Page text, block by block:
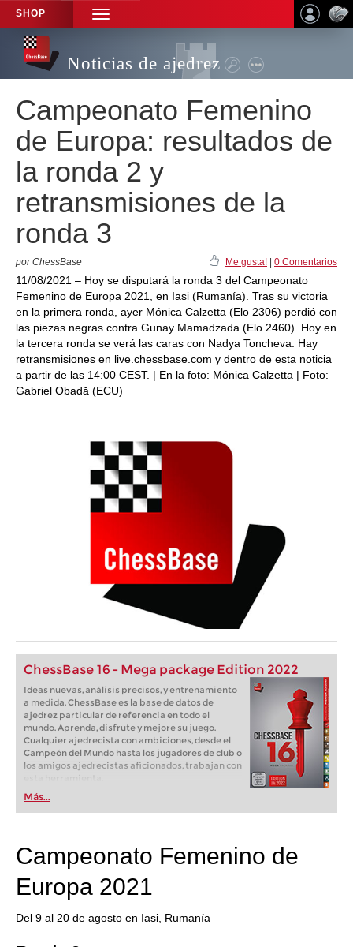
SHOP
TOGGLE
NAVIGATION
Noticias de ajedrez
Campeonato Femenino
de Europa: resultados de
la ronda 2 y
retransmisiones de la
ronda 3
por ChessBase Me gusta! 0 Comentarios
11/08/2021 – Hoy se disputará la ronda 3 del Campeonato
Femenino de Europa 2021, en Iasi (Rumanía). Tras su victoria
en la primera ronda, ayer Mónica Calzetta (Elo 2306) perdió con
las piezas negras contra Gunay Mamadzada (Elo 2460). Hoy en
la tercera ronda se verá las caras con Nadya Toncheva. Hay
retransmisiones en live.chessbase.com y dentro de esta noticia
a partir de las 14:00 CEST. | En la foto: Mónica Calzetta | Foto:
Gabriel Obadă (ECU)
ChessBase 16 - Mega package Edition 2022
Ideas nuevas, análisis precisos, y entrenamiento
a medida. ChessBase es la base de datos de
ajedrez particular de referencia en todo el
mundo. Aprenda, disfrute y mejore su juego.
Cualquier ajedrecista con ambiciones, desde el
Campeón del Mundo hasta los jugadores de club o
los amigos ajedrecistas aficionados, trabajan con
Más...
Campeonato Femenino de
Europa 2021
Del 9 al 20 de agosto en Iasi, Rumanía